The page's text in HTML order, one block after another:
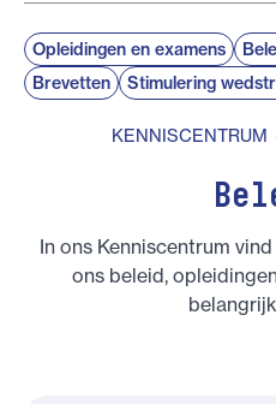
Opleidingen en examens
Brevetten
Stimulering
In ons Kenniscentrum
ons beleid,